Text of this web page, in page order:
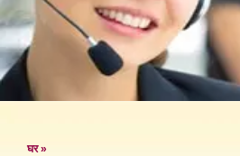
घर»